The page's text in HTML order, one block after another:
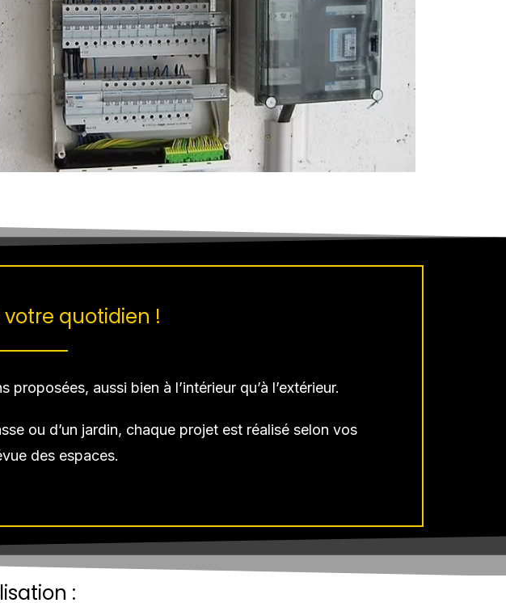
quotidien !
aussi bien à l’intérieur qu’à l’extérieur.
ou d’un jardin, chaque projet est réalisé selon vos
des espaces.
: